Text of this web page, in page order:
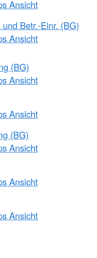
Ansicht
Betr.-Einr. (BG)
Ansicht
(BG)
Ansicht
Ansicht
(BG)
Ansicht
Ansicht
Ansicht